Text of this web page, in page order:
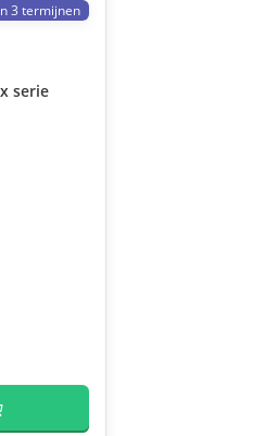
3 termijnen
serie